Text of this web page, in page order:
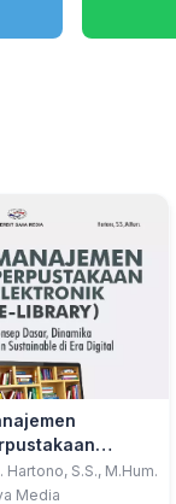
( E-Library
Dasar,
Hartono, S.S., M.Hum.
Media